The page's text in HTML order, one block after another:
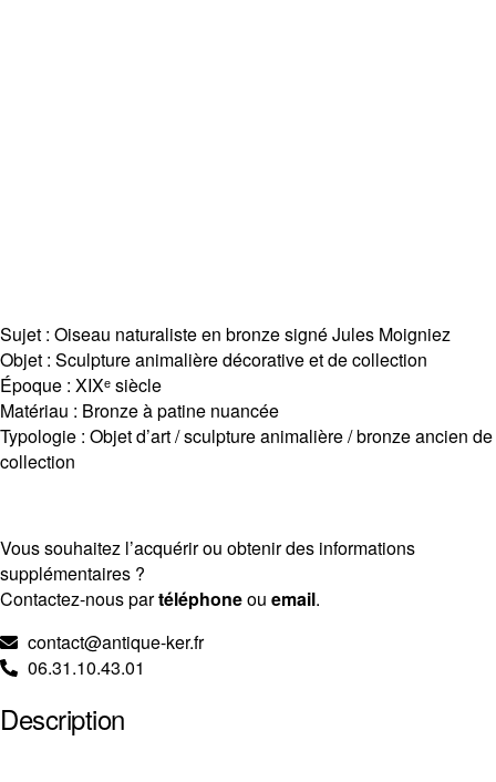
Sujet : Oiseau naturaliste en bronze signéJules Moigniez
Objet : Sculpture animalière décorative et de collection
Époque : XIXᵉ siècle
Matériau : Bronze à patine nuancée
Typologie : Objet d’art / sculpture animalière / bronze ancien de
collection
Vous souhaitez l’acquérir ou obtenir des informations
supplémentaires ?
Contactez-nous partéléphoneou email.
contact@antique-ker.fr
06.31.10.43.01
Description